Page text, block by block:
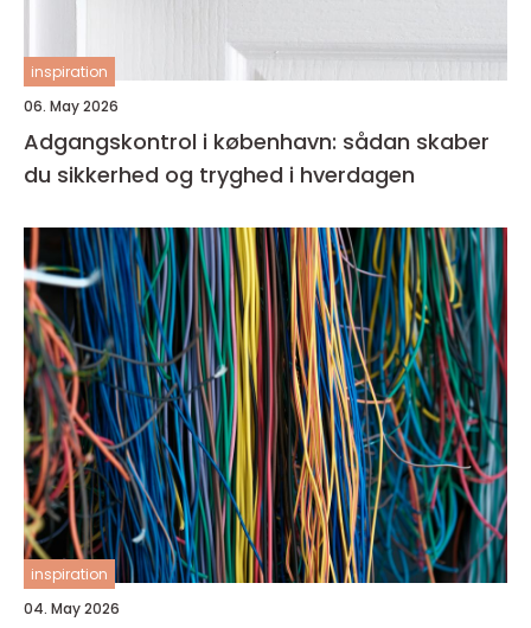
inspiration
06. May 2026
Adgangskontrol i københavn: sådan skaber
du sikkerhed og tryghed i hverdagen
inspiration
04. May 2026